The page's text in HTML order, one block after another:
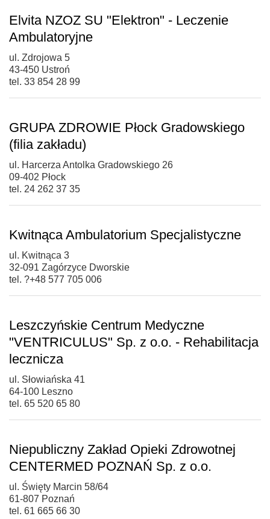
Elvita NZOZ SU "Elektron" - Leczenie
Ambulatoryjne
ul. Zdrojowa 5
43-450 Ustroń
tel. 33 854 28 99
GRUPA ZDROWIE Płock Gradowskiego
(filia zakładu)
ul. Harcerza Antolka Gradowskiego 26
09-402 Płock
tel. 24 262 37 35
Kwitnąca Ambulatorium Specjalistyczne
ul. Kwitnąca 3
32-091 Zagórzyce Dworskie
tel. ?+48 577 705 006
Leszczyńskie Centrum Medyczne
"VENTRICULUS" Sp. z o.o. - Rehabilitacja
lecznicza
ul. Słowiańska 41
64-100 Leszno
tel. 65 520 65 80
Niepubliczny Zakład Opieki Zdrowotnej
CENTERMED POZNAŃ Sp. z o.o.
ul. Święty Marcin 58/64
61-807 Poznań
tel. 61 665 66 30